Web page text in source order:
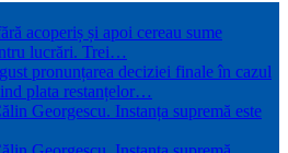
acoperiș și apoi cereau sume
lucrări. Trei…
pronunțarea deciziei finale în cazul
plata restanțelor…
Georgescu. Instanța supremă este